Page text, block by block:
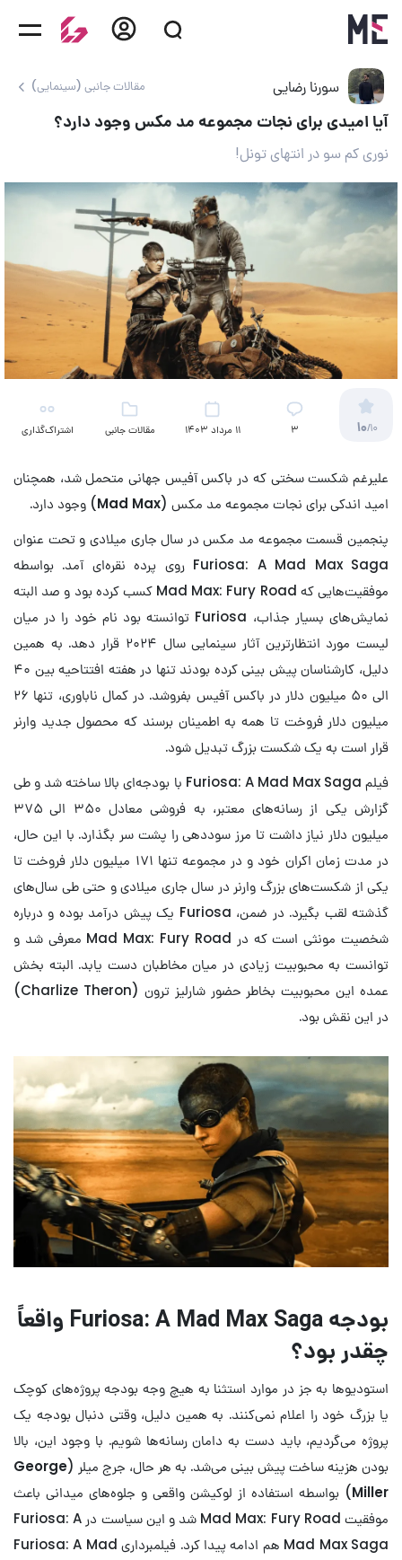
سورنا رضایی مقالات جانبی (سینمایی)
آیا امیدی برای نجات مجموعه مد مکس وجود دارد؟
نوری کم سو در انتهای تونل!
10/10
3 11 مرداد 1403
مقالات جانبی
اشتراک‌گذاری
علیرغم شکست سختی که در باکس آفیس جهانی متحمل شد، همچنان
امید اندکی برای نجات مجموعه مد مکس (Mad Max) وجود دارد.
پنجمین قسمت مجموعه مد مکس در سال جاری میلادی و تحت عنوان
Furiosa: A Mad Max Saga روی پرده نقره‌ای آمد. بواسطه
موفقیت‌هایی که Mad Max: Fury Road کسب کرده بود و صد البته
نمایش‌های بسیار جذاب، Furiosa توانسته بود نام خود را در میان
لیست مورد انتظارترین آثار سینمایی سال ۲۰۲۴ قرار دهد. به همین
دلیل، کارشناسان پیش بینی کرده بودند تنها در هفته افتتاحیه بین ۴۰
الی ۵۰ میلیون دلار در باکس آفیس بفروشد. در کمال ناباوری، تنها ۲۶
میلیون دلار فروخت تا همه به اطمینان برسند که محصول جدید وارنر
قرار است به یک شکست بزرگ تبدیل شود.
فیلم Furiosa: A Mad Max Saga با بودجه‌ای بالا ساخته شد و طی
گزارش یکی از رسانه‌های معتبر، به فروشی معادل ۳۵۰ الی ۳۷۵
میلیون دلار نیاز داشت تا مرز سوددهی را پشت سر بگذارد. با این حال،
در مدت زمان اکران خود و در مجموعه تنها ۱۷۱ میلیون دلار فروخت تا
یکی از شکست‌های بزرگ وارنر در سال جاری میلادی و حتی طی سال‌های
گذشته لقب بگیرد. در ضمن، Furiosa یک پیش درآمد بوده و درباره
شخصیت مونثی است که در Mad Max: Fury Road معرفی شد و
توانست به محبوبیت زیادی در میان مخاطبان دست یابد. البته بخش
عمده این محبوبیت بخاطر حضور شارلیز ترون (Charlize Theron)
در این نقش بود.
بودجه Furiosa: A Mad Max Saga واقعاً
چقدر بود؟
استودیوها به جز در موارد استثنا به هیچ وجه بودجه پروژه‌های کوچک
یا بزرگ خود را اعلام نمی‌کنند. به همین دلیل، وقتی دنبال بودجه یک
پروژه می‌گردیم، باید دست به دامان رسانه‌ها شویم. با وجود این، بالا
بودن هزینه ساخت پیش بینی می‌شد. به هر حال، جرج میلر (George
Miller) بواسطه استفاده از لوکیشن واقعی و جلوه‌های میدانی باعث
موفقیت Mad Max: Fury Road شد و این سیاست در Furiosa: A
Mad Max Saga هم ادامه پیدا کرد. فیلمبرداری Furiosa: A Mad